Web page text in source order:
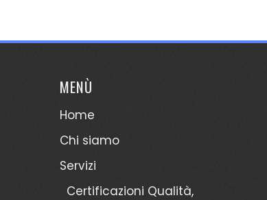
MENÙ
Home
Chi siamo
Servizi
Certificazioni Qualità,